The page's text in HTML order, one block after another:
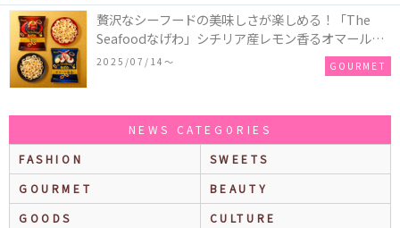
贅沢なシーフードの美味しさが楽しめる！「The
Seafoodなげわ」シチリア産レモン香るオマール海
老味、安曇野産わさび香るうに味が期間限定で新発
2025/07/14〜 GOURMET
NEWS CATEGORIES
FASHION
SWEETS
GOURMET
BEAUTY
GOODS
CULTURE